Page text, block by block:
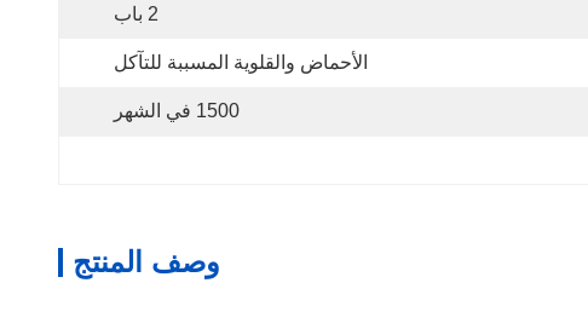
2 باب
الأحماض والقلوية المسببة للتآكل
1500 في الشهر
وصف المنتج